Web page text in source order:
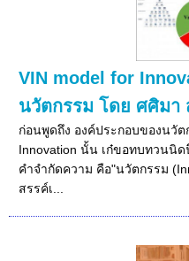
VIN model for
นวัตกรรม โดย ศศิมา
ก่อนพูดถึง องค์ประกอบของนวัต
Innovation นั้น เก๋ขอทบทวนนิ
คำจำกัดความ คือ"นวัตกรรม
สรรค์เ...